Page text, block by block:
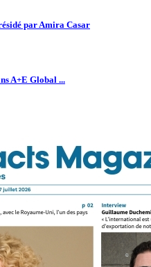
par Amira Casar
A+E Global ...